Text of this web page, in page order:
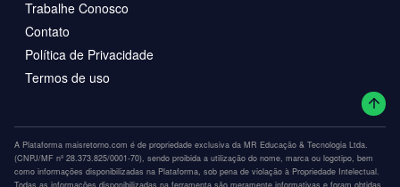
Trabalhe Conosco
Contato
Política de Privacidade
Termos de uso
A Plataforma maisretorno.com é de propriedade exclusiva da MR Educação & Tecnologia Ltda.
(CNPJ/MF nº 28.373.825/0001-70), sendo proibida a utilização do nome, marca ou logotipo, bem
como informações disponibilizadas na Plataforma, sob pena de violação à Propriedade Intelectual.